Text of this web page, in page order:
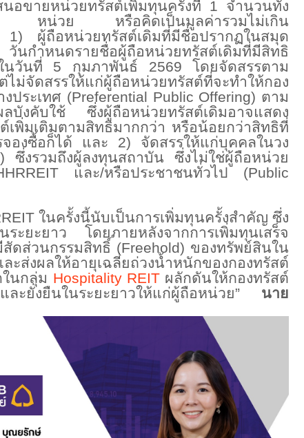
นอขายหน่วยทรัสต์เพิ่มทุนครั้งที่ 1 จำนวนทั้ง
หน่วย หรือคิดเป็นมูลค่ารวมไม่เกิน
ผู้ถือหน่วยทรัสต์เดิมที่มีชื่อปรากฏในสมุด
นกำหนดรายชื่อผู้ถือหน่วยทรัสต์เดิมที่มีสิทธิ
นวันที่ 5 กุมภาพันธ์ 2569 โดยจัดสรรตาม
ไม่จัดสรรให้แก่ผู้ถือหน่วยทรัสต์ที่จะทำให้กอง
ระเทศ (Preferential Public Offering) ตาม
บังคับใช้ ซึ่งผู้ถือหน่วยทรัสต์เดิมอาจแสดง
เพิ่มเติมตามสิทธิมากกว่า หรือน้อยกว่าสิทธิที่
องซื้อก็ได้ และ 2) จัดสรรให้แก่บุคคลในวง
ซึ่งรวมถึงผู้ลงทุนสถาบัน ซึ่งไม่ใช่ผู้ถือหน่วย
และ/หรือประชาชนทั่วไป (Public
ในครั้งนี้นับเป็นการเพิ่มทุนครั้งสำคัญ ซึ่ง
นระยะยาว โดยภายหลังจากการเพิ่มทุนเสร็จ
สัดส่วนกรรมสิทธิ์ (Freehold) ของทรัพย์สินใน
ละส่งผลให้อายุเฉลี่ยถ่วงน้ำหนักของกองทรัสต์
นกลุ่ม Hospitality REITผลักดันให้กองทรัสต์
ละยั่งยืนในระยะยาวให้แก่ผู้ถือหน่วย” นาย